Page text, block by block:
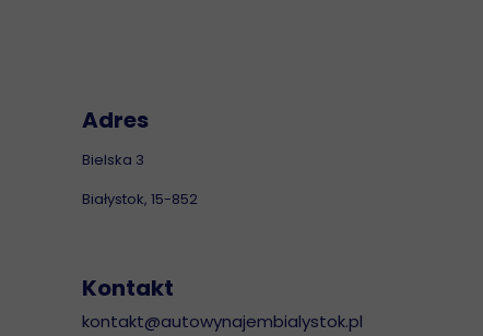
Adres
Bielska 3
Białystok, 15-852
Kontakt
kontakt@autowynajembialystok.pl